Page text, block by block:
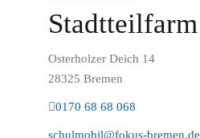
Stadtteilfarm
Osterholzer Deich 14
28325 Bremen
0170 68 68 068
schulmobil@fokus-bremen.de